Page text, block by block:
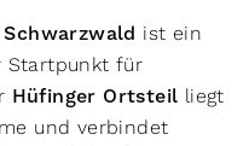
ist ein
Startpunkt für
Hüfinger Ortsteil liegt
und verbindet